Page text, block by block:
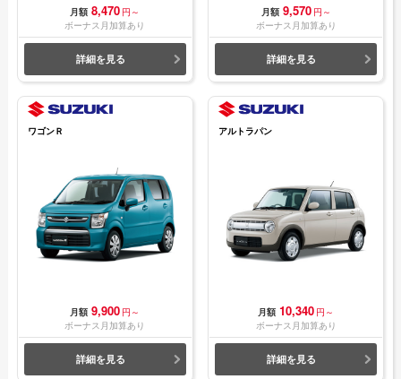
月額 8,470 円～
ボーナス月加算あり
詳細を見る
月額 9,570 円～
ボーナス月加算あり
詳細を見る
ワゴンＲ
月額 9,900 円～
ボーナス月加算あり
詳細を見る
アルトラパン
月額 10,340 円～
ボーナス月加算あり
詳細を見る